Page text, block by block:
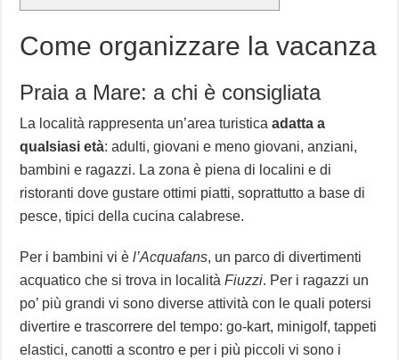
Come organizzare la vacanza
Praia a Mare: a chi è consigliata
La località rappresenta un’area turisticaadatta a
qualsiasi età: adulti, giovani e meno giovani, anziani,
bambini e ragazzi. La zona è piena di localini e di
ristoranti dove gustare ottimi piatti, soprattutto a base di
pesce, tipici della cucina calabrese.
Per i bambini vi èl’Acquafans, un parco di divertimenti
acquatico che si trova in localitàFiuzzi. Per i ragazzi un
po’ più grandi vi sono diverse attività con le quali potersi
divertire e trascorrere del tempo: go-kart, minigolf, tappeti
elastici, canotti a scontro e per i più piccoli vi sono i